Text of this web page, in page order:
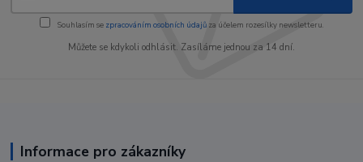
Souhlasím se zpracováním osobních údajůza účelem rozesílky newsletteru.
Můžete se kdykoli odhlásit. Zasíláme jednou za 14 dní.
Informace pro zákazníky